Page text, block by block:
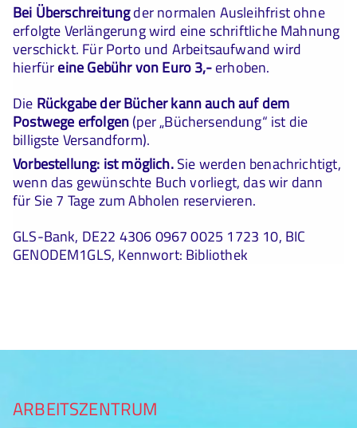
Bei Überschreitungder normalen Ausleihfrist ohne
erfolgte Verlängerung wird eine schriftliche Mahnung
verschickt. Für Porto und Arbeitsaufwand wird
hierfüreine Gebühr von Euro 3,-erhoben.
Die Rückgabe der Bücher kann auch auf dem
Postwege erfolgen(per „Büchersendung“ ist die
billigste Versandform).
Vorbestellung: ist möglich.Sie werden benachrichtigt,
wenn das gewünschte Buch vorliegt, das wir dann
für Sie 7 Tage zum Abholen reservieren.
GLS-Bank, DE22 4306 0967 0025 1723 10, BIC
GENODEM1GLS, Kennwort: Bibliothek
ARBEITSZENTRUM